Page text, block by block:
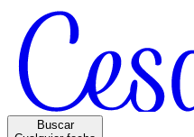
Buscar